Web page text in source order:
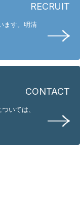
RECRUIT
す。 明清
CONTACT
いては、